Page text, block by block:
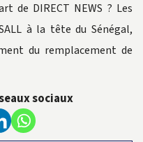
de DIRECT NEWS ? Les
à la tête du Sénégal,
du remplacement de
sociaux